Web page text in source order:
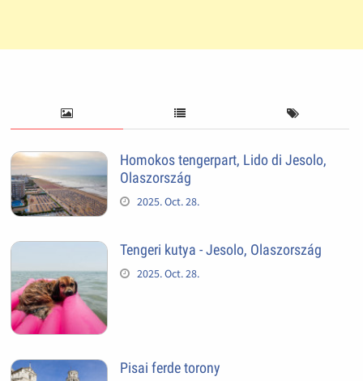
Homokos tengerpart, Lido di Jesolo,
Olaszország
2025. Oct. 28.
Tengeri kutya - Jesolo, Olaszország
2025. Oct. 28.
Pisai ferde torony